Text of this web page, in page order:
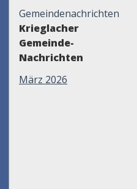
Gemeindenachrichten
Krieglacher
Gemeinde-
Nachrichten
März 2026